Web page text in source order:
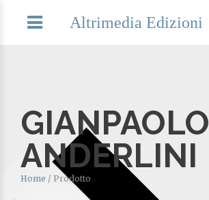
Altrimedia Edizioni
GIANPAOLO
ANDERLINI
Home / Prodotto